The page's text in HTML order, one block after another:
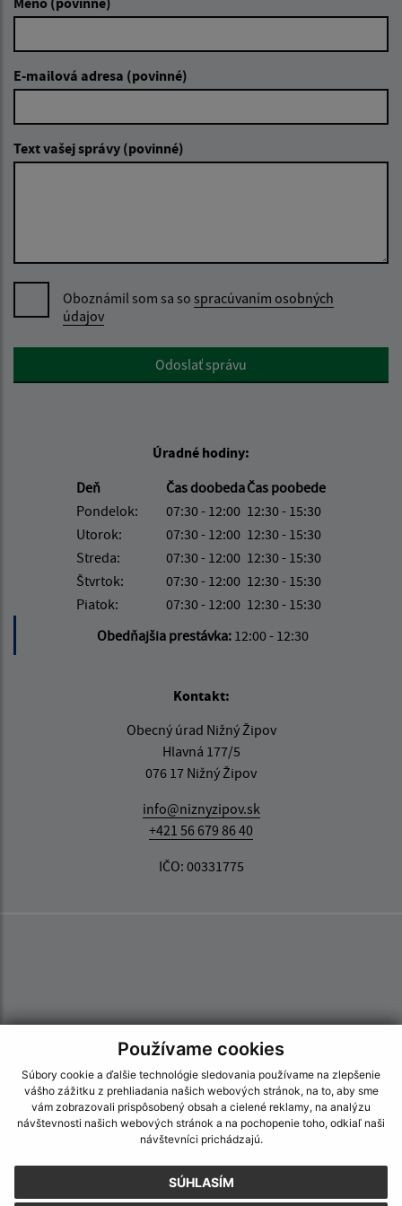
Používame cookies
Súbory cookie a ďalšie technológie sledovania používame na zlepšenie
vášho zážitku z prehliadania našich webových stránok, na to, aby sme
vám zobrazovali prispôsobený obsah a cielené reklamy, na analýzu
návštevnosti našich webových stránok a na pochopenie toho, odkiaľ naši
návštevníci prichádzajú.
SÚHLASÍM
E-mailová adresa (povinné)
Text vašej správy (povinné)
Oboznámil som sa so spracúvaním osobných
údajov
Google reCaptcha ResponseOdoslať správu
Úradné hodiny:
Deň
Čas doobedaČas poobede
Pondelok:
07:30 - 12:00 12:30 - 15:30
Utorok:
07:30 - 12:00 12:30 - 15:30
Streda:
07:30 - 12:00 12:30 - 15:30
Štvrtok:
07:30 - 12:00 12:30 - 15:30
Piatok:
07:30 - 12:00 12:30 - 15:30
Obedňajšia prestávka: 12:00 - 12:30
Kontakt:
Obecný úrad Nižný Žipov
Hlavná 177/5
076 17 Nižný Žipov
info@niznyzipov.sk
+421 56 679 86 40
IČO: 00331775